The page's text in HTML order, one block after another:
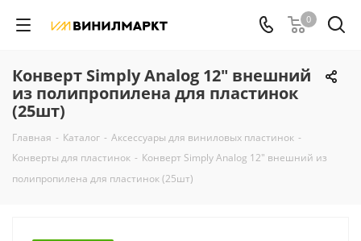
0
Конверт Simply Analog 12" внешний
из полипропилена для пластинок
(25шт)
Главная - Каталог - Аксессуары для виниловых пластинок -
Конверты для пластинок - Конверт Simply Analog 12" внешний из
полипропилена для пластинок (25шт)